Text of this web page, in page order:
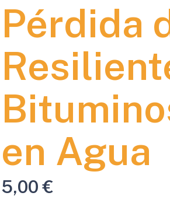
Pérdida
en Agua
5,00€